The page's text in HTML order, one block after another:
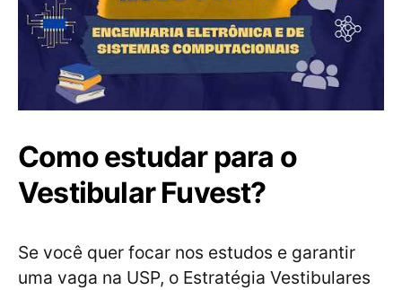
Como estudar para o
Vestibular Fuvest?
Se você quer focar nos estudos e garantir
uma vaga na USP, o Estratégia Vestibulares